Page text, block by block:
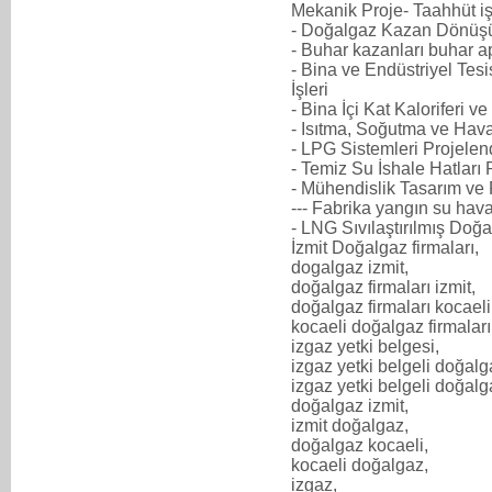
Mekanik Proje- Taahhüt
- Doğalgaz Kazan
- Buhar kazanları buhar
- Bina ve Endüstriyel
İşleri
- Bina İçi Kat Kaloriferi ve
- Isıtma, Soğutma ve
- LPG Sistemleri
- Temiz Su İshale Hatları
- Mühendislik Tasarım ve
--- Fabrika yangın su
- LNG Sıvılaştırılmış
İzmit Doğalgaz firmaları,
dogalgaz izmit,
doğalgaz firmaları izmit,
doğalgaz firmaları
kocaeli doğalgaz
izgaz yetki belgesi,
izgaz yetki belgeli
izgaz yetki belgeli
doğalgaz izmit,
izmit doğalgaz,
doğalgaz kocaeli,
kocaeli doğalgaz,
izgaz,